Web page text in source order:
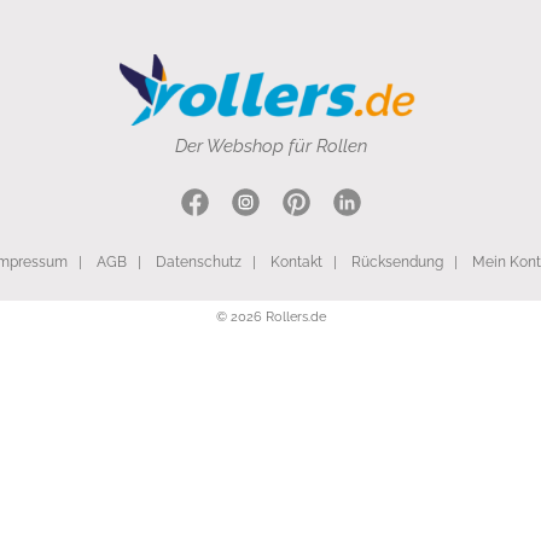
Der Webshop für Rollen
| AGB| Datenschutz| Kontakt| Rücksendung| Mein
© 2026 Rollers.de